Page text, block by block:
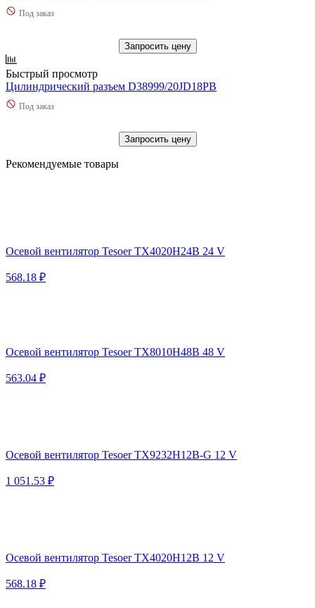
Под заказ
Запросить цену
Быстрый просмотр
Цилиндрический разъем D38999/20JD18PB
Под заказ
Запросить цену
Рекомендуемые товары
Осевой вентилятор Tesoer TX4020H24B 24 V
568.18 ₽
Осевой вентилятор Tesoer TX8010H48B 48 V
563.04 ₽
Осевой вентилятор Tesoer TX9232H12B-G 12 V
1 051.53 ₽
Осевой вентилятор Tesoer TX4020H12B 12 V
568.18 ₽